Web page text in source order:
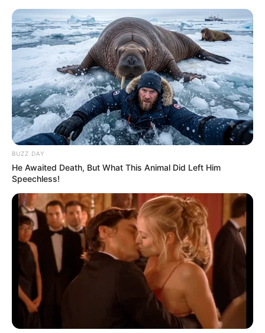
au
contenuLE MEILLEUR PRONOSTIC
La Base du QUINTÉ au Special Tocard du PMU
Menu
BUZZ DAY
He Awaited Death, But What This Animal Did Left Him
Speechless!